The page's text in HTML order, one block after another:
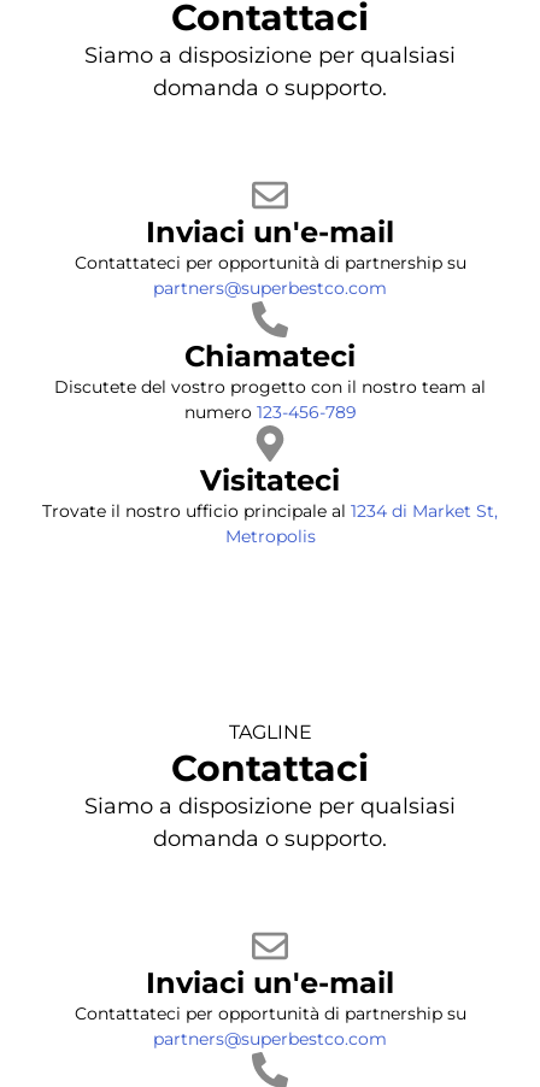
Contattaci
Siamo a disposizione per qualsiasi
domanda o supporto.
Inviaci un'e-mail
Contattateci per opportunità di partnership su
partners@superbestco.com
Chiamateci
Discutete del vostro progetto con il nostro team al
numero 123-456-789
Visitateci
Trovate il nostro ufficio principale al 1234 di Market St,
Metropolis
TAGLINE
Contattaci
Siamo a disposizione per qualsiasi
domanda o supporto.
Inviaci un'e-mail
Contattateci per opportunità di partnership su
partners@superbestco.com